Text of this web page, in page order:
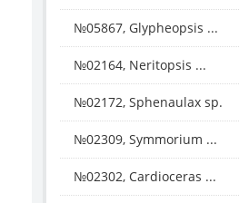
№05867, Glypheopsis ...
№02164, Neritopsis ...
№02172, Sphenaulax sp.
№02309, Symmorium ...
№02302, Cardioceras ...